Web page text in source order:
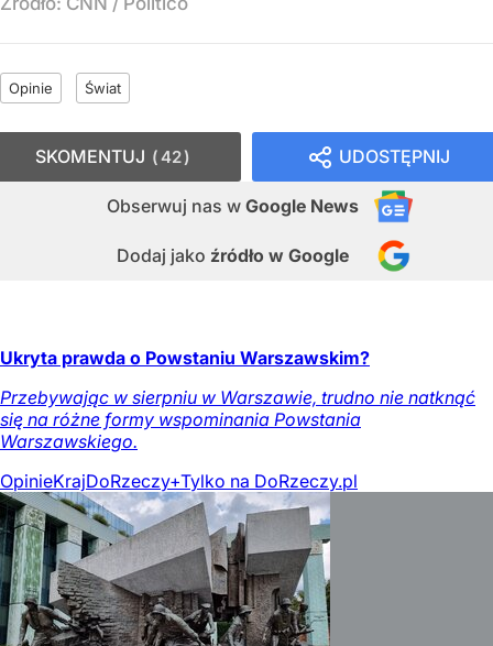
Opinie Świat
UDOSTĘPNIJ
Obserwuj nas w Google News
Dodaj jako źródło w Google
SKOMENTUJ 42
Ukryta prawda o Powstaniu Warszawskim?
Przebywając w sierpniu w Warszawie, trudno nie natknąć
się na różne formy wspominania Powstania
Warszawskiego.
OpinieKrajDoRzeczy+Tylko na DoRzeczy.pl